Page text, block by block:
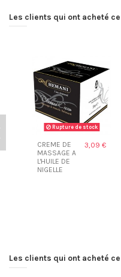
Les clients qui ont acheté
Rupture de stock
CREME DE
MASSAGE A
L'HUILE DE
NIGELLE
3,09 €
Les clients qui ont acheté